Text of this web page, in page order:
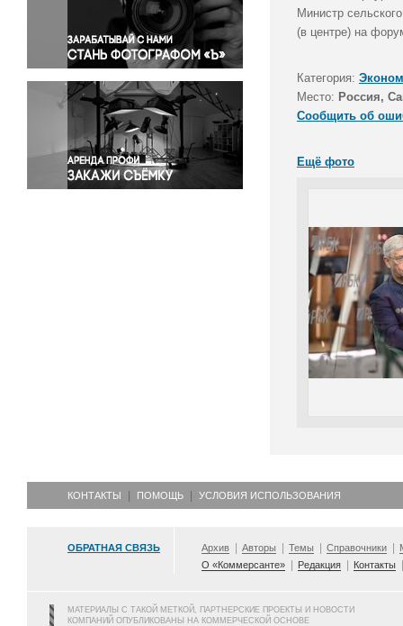
Правосудие
Происшествия и конфликты
Религия
Светская жизнь
Спорт
Экология
Экономика и бизнес
Министр
(в центре) на
Категория:
Место: Россия,
Сообщить об
Ещё фото
КОНТАКТЫ ПОМОЩЬ УСЛОВИЯ ИСПОЛЬЗОВАНИЯ
ОБРАТНАЯ СВЯЗЬ Архив Авторы Темы Справочники
О «Коммерсанте»
Редакция Контакты
МАТЕРИАЛЫ С ТАКОЙ МЕТКОЙ, ПАРТНЕРСКИЕ ПРОЕКТЫ И НОВОСТИ
КОМПАНИЙ ОПУБЛИКОВАНЫ НА КОММЕРЧЕСКОЙ ОСНОВЕ